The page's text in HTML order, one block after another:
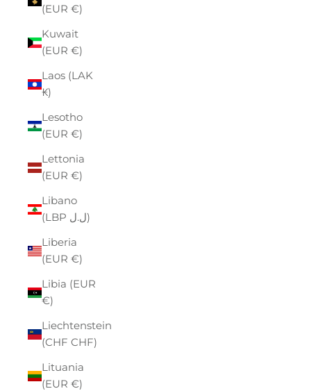
(EUR €)
Kuwait
(EUR €)
Laos (LAK
₭)
Lesotho
(EUR €)
Lettonia
(EUR €)
Libano
(LBP ل.ل)
Liberia
(EUR €)
Libia (EUR
€)
Liechtenstein
(CHF CHF)
Lituania
(EUR €)